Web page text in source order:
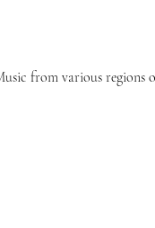
from various regions